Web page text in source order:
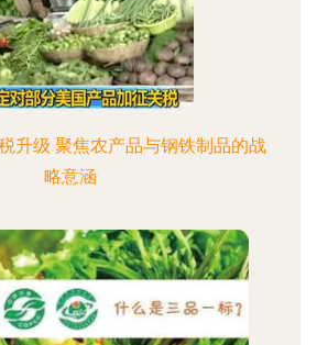
升级 聚焦农产品与钢铁制品的战
略意涵